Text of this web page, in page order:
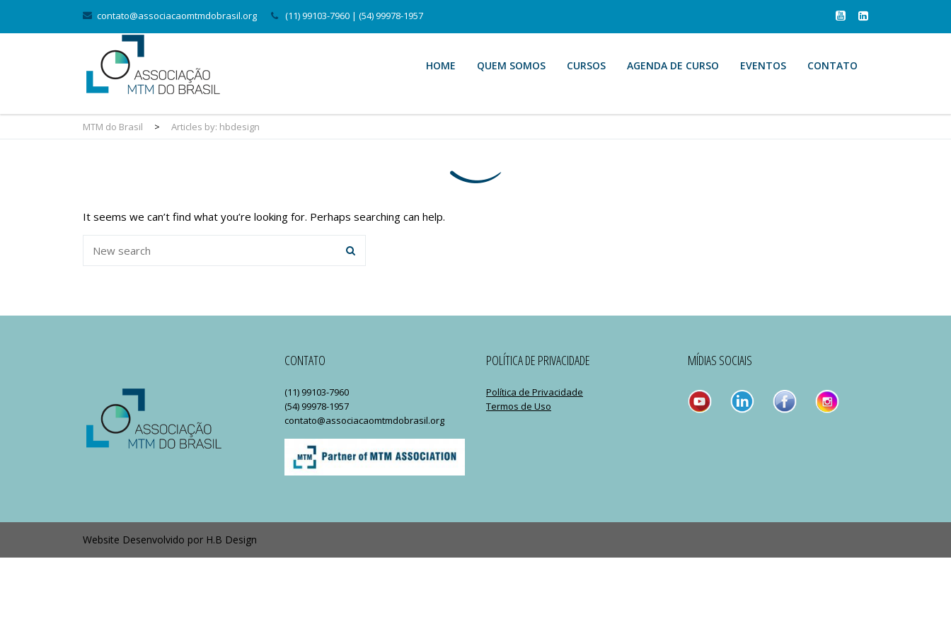
contato@associacaomtmdobrasil.org (11) 99103-7960 | (54) 99978-1957
HOME QUEM SOMOS CURSOS AGENDA DE CURSO EVENTOS CONTATO
MTM do Brasil > Articles by: hbdesign
It seems we can’t find what you’re looking for. Perhaps searching can help.
CONTATO
(11) 99103-7960
(54) 99978-1957
contato@associacaomtmdobrasil.org
POLÍTICA DE PRIVACIDADE
Política de Privacidade
Termos de Uso
MÍDIAS SOCIAIS
Website Desenvolvido por H.B Design